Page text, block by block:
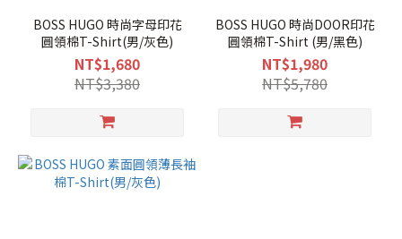
BOSS HUGO 時尚字母印花
圓領棉T-Shirt(男/灰色)
NT$1,680
NT$3,380
BOSS HUGO 時尚DOOR印花
圓領棉T-Shirt (男/黑色)
NT$1,980
NT$5,780